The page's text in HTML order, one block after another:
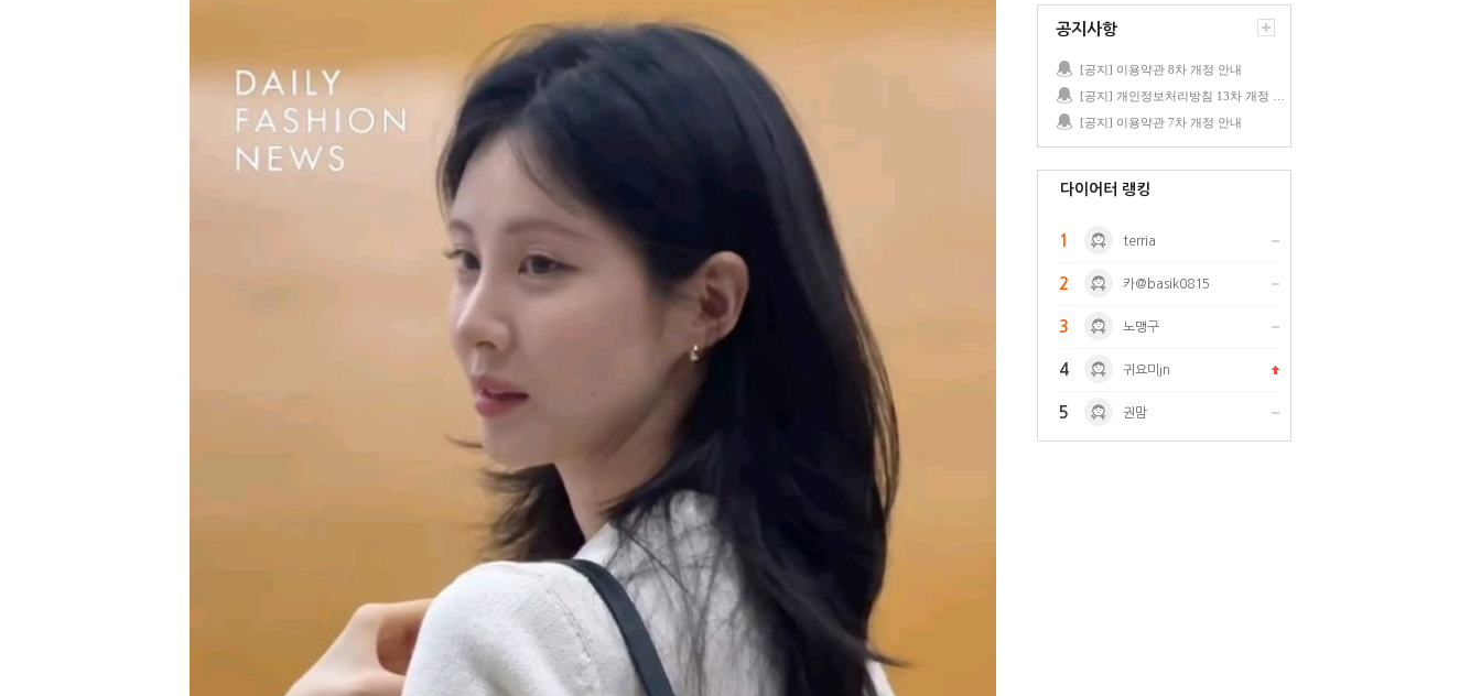
공지사항
[공지] 이용약관 8차 개정 안내
[공지] 이용약관 7차 개정 안내
다이어터 랭킹
1 terria
2 카@basik0815
3 노맹구
4 귀요미jn
5 권맘